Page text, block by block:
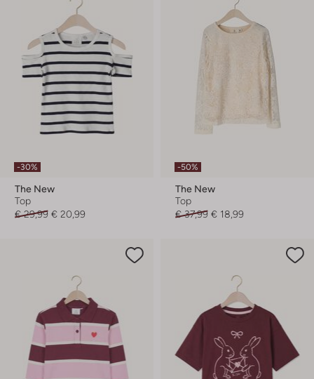
-30%
The New
Top
€ 29,99 € 20,99
-50%
The New
Top
€ 37,99 € 18,99